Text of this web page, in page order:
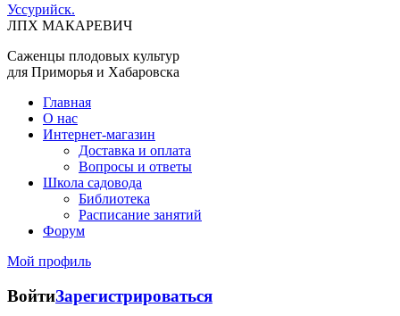
ЛПХ МАКАРЕВИЧ
Саженцы плодовых культур
для Приморья и Хабаровска
Главная
О нас
Интернет-магазин
Доставка и оплата
Вопросы и ответы
Школа садовода
Библиотека
Расписание занятий
Форум
Мой профиль
ВойтиЗарегистрироваться